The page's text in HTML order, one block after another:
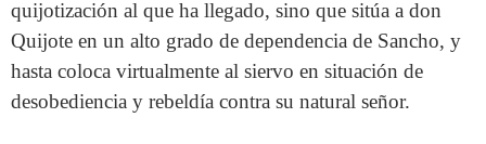
quijotización al que ha llegado, sino que sitúa a don
Quijote en un alto grado de dependencia de Sancho, y
hasta coloca virtualmente al siervo en situación de
desobediencia y rebeldía contra su natural señor.